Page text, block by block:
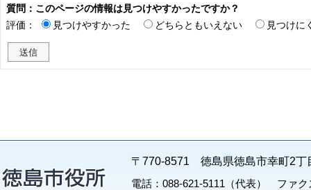
質問：このページの情報は見つけやすかったですか？
評価：
見つけやすかった どちらともいえない 見つけに
〒770-8571 徳島県徳島市幸町2丁
電話：088-621-5111（代表） ファク